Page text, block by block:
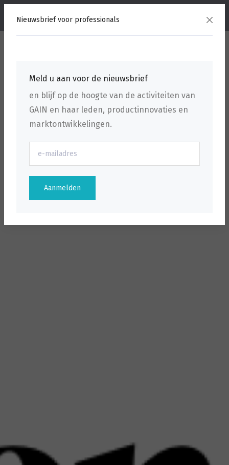
Nieuwsbrief voor professionals
Meld u aan voor de nieuwsbrief
en blijf op de hoogte van de activiteiten van
GAIN en haar leden, productinnovaties en
marktontwikkelingen.